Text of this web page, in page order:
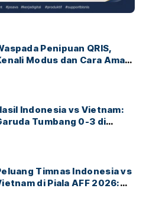
Penipuan QRIS,
Modus dan Cara Aman
Indonesia vs Vietnam:
Tumbang 0-3 di
Timnas Indonesia vs
di Piala AFF 2026: